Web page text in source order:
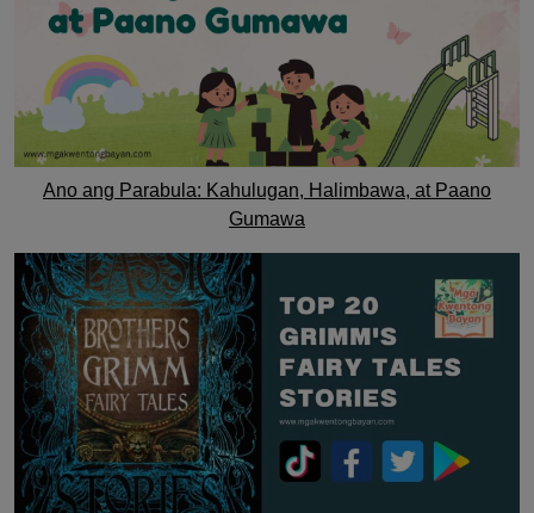
Ano ang Parabula: Kahulugan, Halimbawa, at Paano
Gumawa